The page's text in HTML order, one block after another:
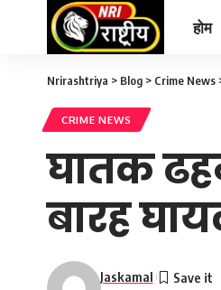
होम
Nrirashtriya > Blog > Crime News
CRIME NEWS
घातक
बारह
Jaskamal